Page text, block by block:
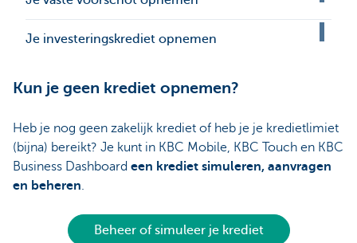
Je investeringskrediet opnemen
Kun je geen krediet opnemen?
Heb je nog geen zakelijk krediet of heb je je kredietlimiet
(bijna) bereikt? Je kunt in KBC Mobile, KBC Touch en KBC
Business Dashboard een krediet simuleren, aanvragen
en beheren.
Beheer of simuleer je krediet